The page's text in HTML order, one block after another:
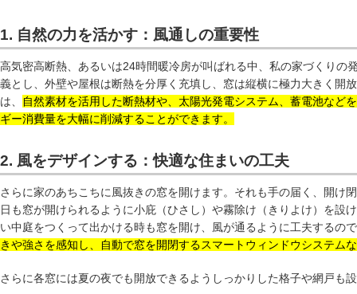
1. 自然の力を活かす：風通しの重要性
高気密高断熱、あるいは24時間暖冷房が叫ばれる中、私の家づくりの
義とし、外壁や屋根は断熱を分厚く充填し、窓は縦横に極力大きく開
は、
自然素材を活用した断熱材や、太陽光発電システム、蓄電池など
ギー消費量を大幅に削減することができます。
2. 風をデザインする：快適な住まいの工夫
さらに家のあちこちに風抜きの窓を開けます。それも手の届く、開け
日も窓が開けられるように小庇（ひさし）や霧除け（きりよけ）を設
い中庭をつくって出かける時も窓を開け、風が通るように工夫するの
きや強さを感知し、自動で窓を開閉するスマートウィンドウシステム
さらに各窓には夏の夜でも開放できるようしっかりした格子や網戸も